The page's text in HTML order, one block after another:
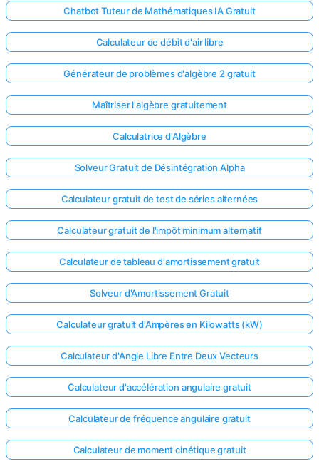
Chatbot Tuteur de Mathématiques IA Gratuit
Calculateur de débit d'air libre
Générateur de problèmes d'algèbre 2 gratuit
Maîtriser l'algèbre gratuitement
Calculatrice d'Algèbre
Solveur Gratuit de Désintégration Alpha
Calculateur gratuit de test de séries alternées
Calculateur gratuit de l'impôt minimum alternatif
Calculateur de tableau d'amortissement gratuit
Solveur d'Amortissement Gratuit
Calculateur gratuit d'Ampères en Kilowatts (kW)
Calculateur d'Angle Libre Entre Deux Vecteurs
Calculateur d'accélération angulaire gratuit
Calculateur de fréquence angulaire gratuit
Calculateur de moment cinétique gratuit